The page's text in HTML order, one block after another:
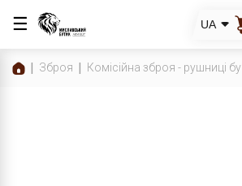
☰ UA
Зброя Комісійна зброя - рушниці бу